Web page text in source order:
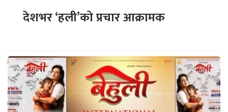
देशभर ‘हली’को प्रचार आक्रामक